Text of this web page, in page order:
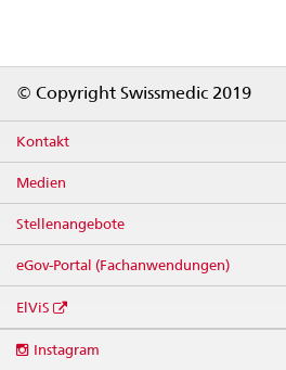
© Copyright Swissmedic 2019
Kontakt
Medien
Stellenangebote
eGov-Portal (Fachanwendungen)
ElViS
media
Instagram